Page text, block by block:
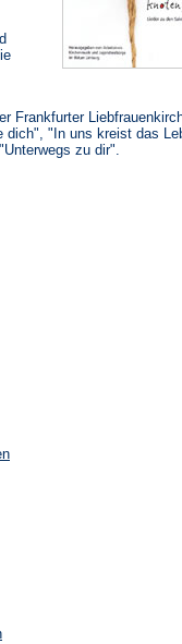
Frankfurter
dich", "In uns kreist das
zu dir".